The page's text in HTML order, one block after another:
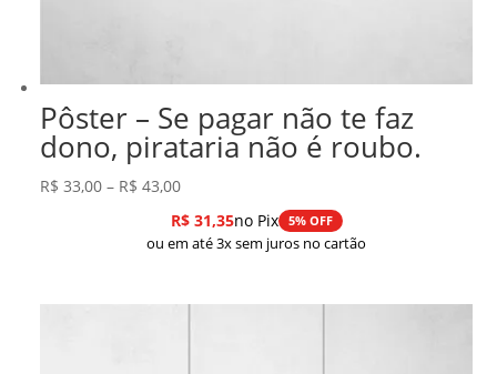
Pôster – Se pagar não te faz
dono, pirataria não é roubo.
R$ 33,00 – R$ 43,00Faixa
de
preço:
através
R$31,35no Pix 5% OFF
ou em até 3x sem juros no cartão